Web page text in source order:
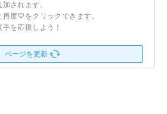
されます。
度♡をクリックできます。
を応援しよう！
ページを更新